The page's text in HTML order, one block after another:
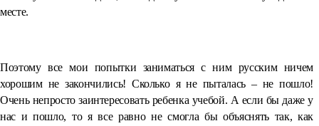
месте.
Поэтому все мои попытки заниматься с ним русским ничем
хорошим не закончились! Сколько я не пыталась – не пошло!
Очень непросто заинтересовать ребенка учебой. А если бы даже у
нас и пошло, то я все равно не смогла бы объяснять так, как